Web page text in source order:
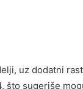
uz dodatni
sugeriše